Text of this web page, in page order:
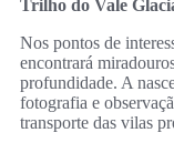
Trilho do Vale
Nos pontos de
encontrará
profundidade. A
fotografia e
transporte das vilas